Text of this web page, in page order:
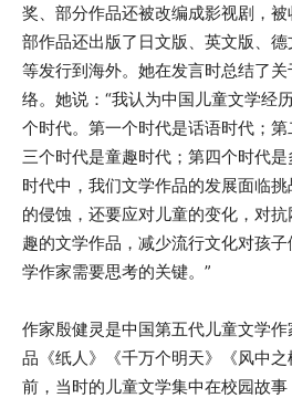
奖、部分作品还被改编成影视剧，
部作品还出版了日文版、英文版、
等发行到海外。她在发言时总结了
络。她说：“我认为中国儿童文学经
个时代。第一个时代是话语时代；
三个时代是童趣时代；第四个时代
时代中，我们文学作品的发展面临
的侵蚀，还要应对儿童的变化，对
趣的文学作品，减少流行文化对孩
学作家需要思考的关键。”
作家殷健灵是中国第五代儿童文学
品《纸人》《千万个明天》《风中
前，当时的儿童文学集中在校园故事